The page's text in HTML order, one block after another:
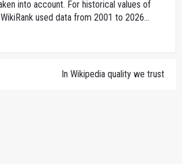
into account. For historical values of
used data from 2001 to 2026...
In Wikipedia quality we trust